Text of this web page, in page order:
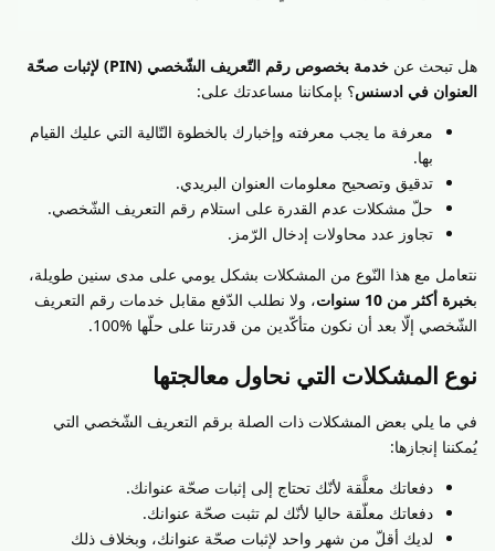
هل تبحث عن
خدمة بخصوص رقم التّعريف الشّخصي (PIN) لإثبات صحّة
العنوان في ادسنس؟ بإمكاننا مساعدتك على:
معرفة ما يجب معرفته وإخبارك بالخطوة التّالية التي عليك القيام
بها.
تدقيق وتصحيح معلومات العنوان البريدي.
حلّ مشكلات عدم القدرة على استلام رقم التعريف الشّخصي.
تجاوز عدد محاولات إدخال الرّمز.
نتعامل مع هذا النّوع من المشكلات بشكل يومي على مدى سنين طويلة،
بخبرة أكثر من 10 سنوات
، ولا نطلب الدّفع مقابل خدمات رقم التعريف
الشّخصي إلّا بعد أن نكون متأكّدين من قدرتنا على حلّها %100.
نوع المشكلات التي نحاول معالجتها
في ما يلي بعض المشكلات ذات الصلة برقم التعريف الشّخصي التي
يُمكننا إنجازها:
دفعاتك معلَّقة لأنّك تحتاج إلى إثبات صحّة عنوانك.
دفعاتك معلّقة حاليا لأنّك لم تثبت صحّة عنوانك.
لديك أقلّ من شهر واحد لإثبات صحّة عنوانك، وبخلاف ذلك